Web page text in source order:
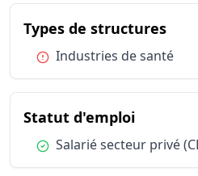
Types de structuresdu
Condition :
Industries de santé
Statut d'emploidu
Condition :
Salarié secteur privé